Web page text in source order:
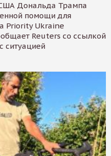
Дональда Трампа
помощи для
Priority Ukraine
Reuters со ссылкой
ситуацией